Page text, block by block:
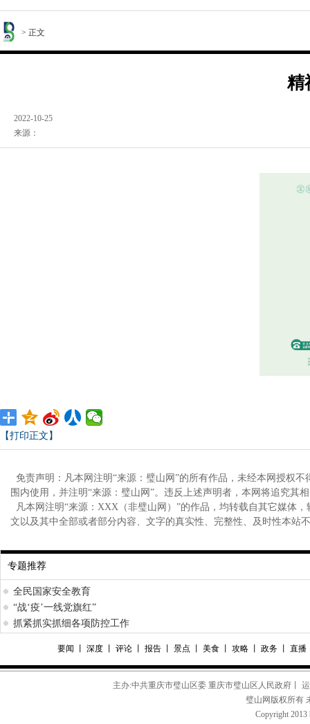
> 正文
精
2022-10-25
来源：
【打印正文】
免责声明：凡本网注明“来源：璧山网”的所有作品，未经本网授权
围内使用，并注明“来源：璧山网”。违反上述声明者，本网将追究其
凡本网注明“来源：XXX（非璧山网）”的作品，均转载自其它媒体
文以及其中全部或者部分内容、文字的真实性、完整性、及时性本站
专题推荐
全民国家安全教育
“战‘疫’一线党旗红”
抓紧抓实抓细各项防控工作
要闻 深度 评论 报告 景点 美食 攻略 政务 直播
主办:中共重庆市璧山区委 重庆市璧山区人民政府丨
璧山网版权所有
Copyright